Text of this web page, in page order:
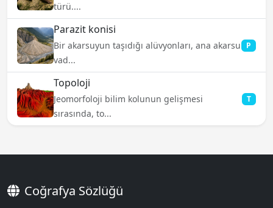
türü....
Parazit konisi
Bir akarsuyun taşıdığı alüvyonları, ana akarsu
vad...
P
Topoloji
Jeomorfoloji bilim kolunun gelişmesi
sırasında, to...
T
Coğrafya Sözlüğü